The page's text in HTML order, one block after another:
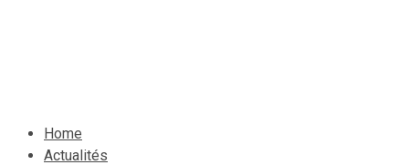
Home
Actualités